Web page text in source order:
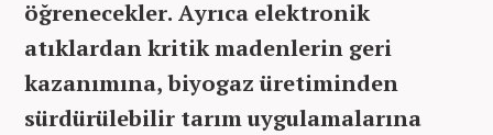
öğrenecekler. Ayrıca elektronik
atıklardan kritik madenlerin geri
kazanımına, biyogaz üretiminden
sürdürülebilir tarım uygulamalarına